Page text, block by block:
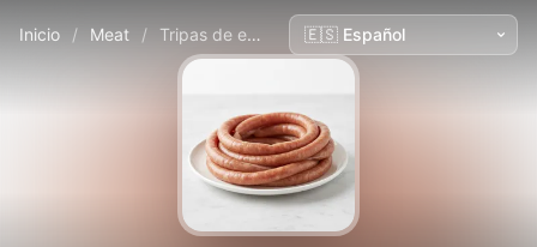
Inicio / Meat / Tripas de embutido